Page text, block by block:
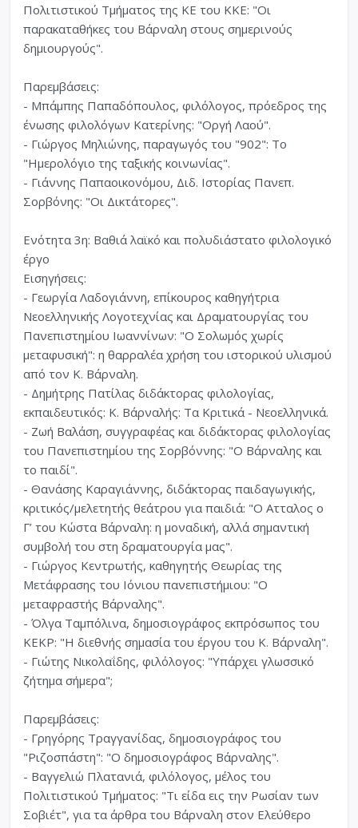
Πολιτιστικού Τμήματος της ΚΕ του ΚΚΕ: "Οι
παρακαταθήκες του Βάρναλη στους σημερινούς
δημιουργούς".
Παρεμβάσεις:
- Μπάμπης Παπαδόπουλος, φιλόλογος, πρόεδρος της
ένωσης φιλολόγων Κατερίνης: "Οργή Λαού".
- Γιώργος Μηλιώνης, παραγωγός του "902": Το
"Ημερολόγιο της ταξικής κοινωνίας".
- Γιάννης Παπαοικονόμου, Διδ. Ιστορίας Πανεπ.
Σορβόνης: "Οι Δικτάτορες".
Ενότητα 3η: Βαθιά λαϊκό και πολυδιάστατο φιλολογικό
έργο
Εισηγήσεις:
- Γεωργία Λαδογιάννη, επίκουρος καθηγήτρια
Νεοελληνικής Λογοτεχνίας και Δραματουργίας του
Πανεπιστημίου Ιωαννίνων: "Ο Σολωμός χωρίς
μεταφυσική": η θαρραλέα χρήση του ιστορικού υλισμού
από τον Κ. Βάρναλη.
- Δημήτρης Πατίλας διδάκτορας φιλολογίας,
εκπαιδευτικός: Κ. Βάρναλής: Tα Κριτικά - Νεοελληνικά.
- Ζωή Βαλάση, συγγραφέας και διδάκτορας φιλολογίας
του Πανεπιστημίου της Σορβόννης: "Ο Βάρναλης και
το παιδί".
- Θανάσης Καραγιάννης, διδάκτορας παιδαγωγικής,
κριτικός/μελετητής θεάτρου για παιδιά: "Ο Ατταλος ο
Γ’ του Κώστα Βάρναλη: η μοναδική, αλλά σημαντική
συμβολή του στη δραματουργία μας".
- Γιώργος Κεντρωτής, καθηγητής Θεωρίας της
Μετάφρασης του Ιόνιου πανεπιστήμιου: "Ο
μεταφραστής Βάρναλης".
- Όλγα Ταμπόλινα, δημοσιογράφος εκπρόσωπος του
ΚΕΚΡ: "Η διεθνής σημασία του έργου του Κ. Βάρναλη".
- Γιώτης Νικολαΐδης, φιλόλογος: "Yπάρχει γλωσσικό
ζήτημα σήμερα";
Παρεμβάσεις:
- Γρηγόρης Τραγγανίδας, δημοσιογράφος του
"Ριζοσπάστη": "Ο δημοσιογράφος Βάρναλης".
- Bαγγελιώ Πλατανιά, φιλόλογος, μέλος του
Πολιτιστικού Τμήματος: "Τι είδα εις την Ρωσίαν των
Σοβιέτ", για τα άρθρα του Βάρναλη στον Ελεύθερο